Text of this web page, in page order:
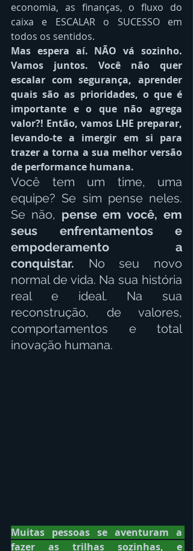
economia, as finanças, o fluxo do
caixa e ESCALAR o SUCESSO em
todos os sentidos.
Mas espera aí. NÃO vá sozinho.
Vamos juntos. Você não quer
escalar com segurança, aprender
quais são as prioridades, o que é
importante e o que não agrega
valor?! Então, vamos LHE preparar,
levando-te a imergir em si para
trazer a torna a sua melhor versão
de performance humana.
Você tem um time, uma
equipe? Se sim pense neles.
Se não, pense em você, em
seus enfrentamentos e
empoderamento a
conquistar. No seu novo
normal de vida. Na sua história
real e ideal. Na sua
reconstrução, de valores,
comportamentos e total
inovação humana.
Muitas pessoas se aventuram a
fazer as trilhas sozinhas, e